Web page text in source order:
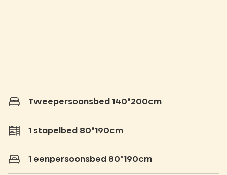
Tweepersoonsbed 140*200cm
1 stapelbed 80*190cm
1 eenpersoonsbed 80*190cm